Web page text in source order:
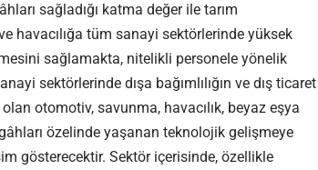
sağladığı katma değer ile tarım
havacılığa tüm sanayi sektörlerinde yüksek
sağlamakta, nitelikli personele yönelik
sektörlerinde dışa bağımlılığın ve dış ticaret
otomotiv, savunma, havacılık, beyaz eşya
özelinde yaşanan teknolojik gelişmeye
gösterecektir. Sektör içerisinde, özellikle